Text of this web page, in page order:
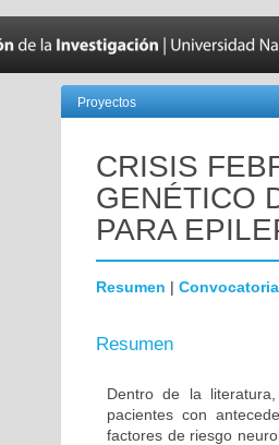
Proyectos
CRISIS
GENÉTICO
PARA
Resumen | Convocatoria
Resumen
Dentro de la
pacientes con
factores de riesgo